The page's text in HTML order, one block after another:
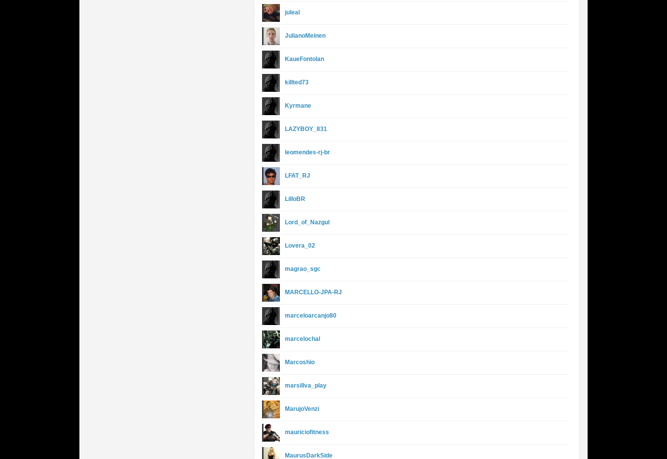
juleal
JulianoMeinen
KaueFontolan
killted73
Kyrmane
LAZYBOY_831
leomendes-rj-br
LFAT_RJ
LilloBR
Lord_of_Nazgul
Lovera_02
magrao_sgc
MARCELLO-JPA-RJ
marceloarcanjo80
marcelochal
Marcoshio
marsillva_play
MarujoVenzi
mauriciofitness
MaurusDarkSide